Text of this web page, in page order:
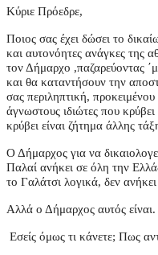
Κύριε Πρόεδρε,
Ποιος σας έχει δώσει το
και αυτονόητες ανάγκες της
τον Δήμαρχο ,παζαρεύοντας
και θα καταντήσουν την
σας περιληπτική,
άγνωστους ιδιώτες που
κρύβει είναι ζήτημα άλλης
Ο Δήμαρχος για να
Παλαί ανήκει σε όλη την
το Γαλάτσι λογικά, δεν
Αλλά ο Δήμαρχος αυτός είναι.
Εσείς όμως τι κάνετε; Πως